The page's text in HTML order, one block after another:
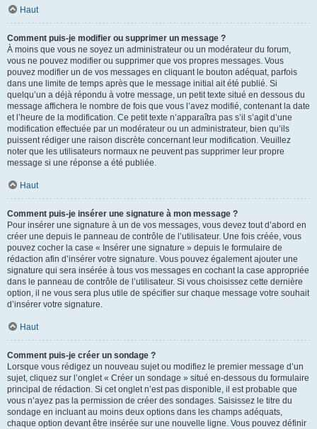
Haut
Comment puis-je modifier ou supprimer un message ?
À moins que vous ne soyez un administrateur ou un modérateur du forum,
vous ne pouvez modifier ou supprimer que vos propres messages. Vous
pouvez modifier un de vos messages en cliquant le bouton adéquat, parfois
dans une limite de temps après que le message initial ait été publié. Si
quelqu’un a déjà répondu à votre message, un petit texte situé en dessous du
message affichera le nombre de fois que vous l’avez modifié, contenant la date
et l’heure de la modification. Ce petit texte n’apparaîtra pas s’il s’agit d’une
modification effectuée par un modérateur ou un administrateur, bien qu’ils
puissent rédiger une raison discrète concernant leur modification. Veuillez
noter que les utilisateurs normaux ne peuvent pas supprimer leur propre
message si une réponse a été publiée.
Haut
Comment puis-je insérer une signature à mon message ?
Pour insérer une signature à un de vos messages, vous devez tout d’abord en
créer une depuis le panneau de contrôle de l’utilisateur. Une fois créée, vous
pouvez cocher la case « Insérer une signature » depuis le formulaire de
rédaction afin d’insérer votre signature. Vous pouvez également ajouter une
signature qui sera insérée à tous vos messages en cochant la case appropriée
dans le panneau de contrôle de l’utilisateur. Si vous choisissez cette dernière
option, il ne vous sera plus utile de spécifier sur chaque message votre souhait
d’insérer votre signature.
Haut
Comment puis-je créer un sondage ?
Lorsque vous rédigez un nouveau sujet ou modifiez le premier message d’un
sujet, cliquez sur l’onglet « Créer un sondage » situé en-dessous du formulaire
principal de rédaction. Si cet onglet n’est pas disponible, il est probable que
vous n’ayez pas la permission de créer des sondages. Saisissez le titre du
sondage en incluant au moins deux options dans les champs adéquats,
chaque option devant être insérée sur une nouvelle ligne. Vous pouvez définir